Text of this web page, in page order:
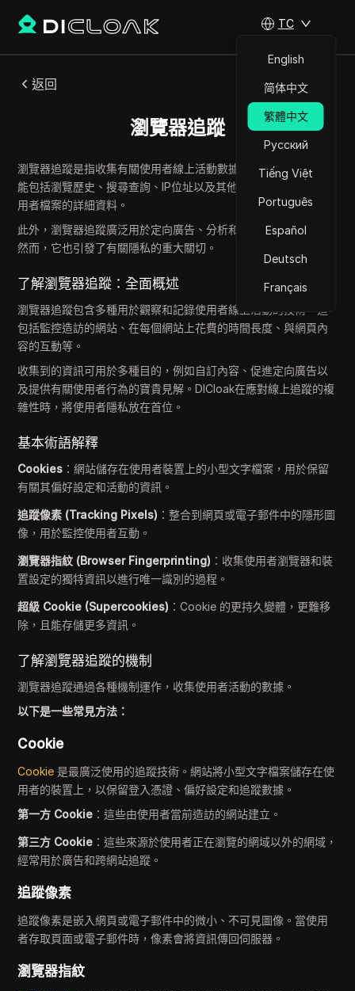
TC
English
简体中文
繁體中文
Русский
Tiếng Việt
Português
Español
Deutsch
Français
返回
瀏覽器追蹤
瀏覽器追蹤是指收集有關使用者線上活動數據的過程。此資訊可
能包括瀏覽歷史、搜尋查詢、IP位址以及其他有助於建立完整使
用者檔案的詳細資料。
此外，瀏覽器追蹤廣泛用於定向廣告、分析和增強使用者體驗。
然而，它也引發了有關隱私的重大關切。
了解瀏覽器追蹤：全面概述
瀏覽器追蹤包含多種用於觀察和記錄使用者線上活動的技術。這
包括監控造訪的網站、在每個網站上花費的時間長度、與網頁內
容的互動等。
收集到的資訊可用於多種目的，例如自訂內容、促進定向廣告以
及提供有關使用者行為的寶貴見解。DICloak在應對線上追蹤的複
雜性時，將使用者隱私放在首位。
基本術語解釋
Cookies ：網站儲存在使用者裝置上的小型文字檔案，用於保留
有關其偏好設定和活動的資訊。
追蹤像素 (Tracking Pixels) ：整合到網頁或電子郵件中的隱形圖
像，用於監控使用者互動。
瀏覽器指紋 (Browser Fingerprinting) ：收集使用者瀏覽器和裝
置設定的獨特資訊以進行唯一識別的過程。
超級 Cookie (Supercookies) ：Cookie 的更持久變體，更難移
除，且能存儲更多資訊。
了解瀏覽器追蹤的機制
瀏覽器追蹤通過各種機制運作，收集使用者活動的數據。
以下是一些常見方法：
Cookie
Cookie 是最廣泛使用的追蹤技術。網站將小型文字檔案儲存在使
用者的裝置上，以保留登入憑證、偏好設定和追蹤數據。
第一方 Cookie ：這些由使用者當前造訪的網站建立。
第三方 Cookie ：這些來源於使用者正在瀏覽的網域以外的網域，
經常用於廣告和跨網站追蹤。
追蹤像素
追蹤像素是嵌入網頁或電子郵件中的微小、不可見圖像。當使用
者存取頁面或電子郵件時，像素會將資訊傳回伺服器。
瀏覽器指紋